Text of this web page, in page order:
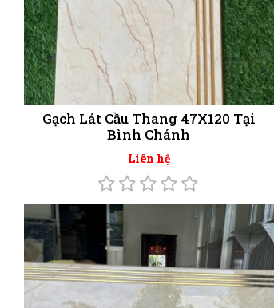
Gạch Lát Cầu Thang 47X120 Tại
Bình Chánh
Liên hệ